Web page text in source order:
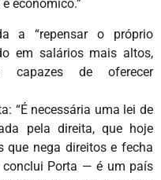
econômico.”
a “repensar o próprio
em salários mais altos,
capazes de oferecer
“É necessária uma lei de
pela direita, que hoje
que nega direitos e fecha
Porta — é um país